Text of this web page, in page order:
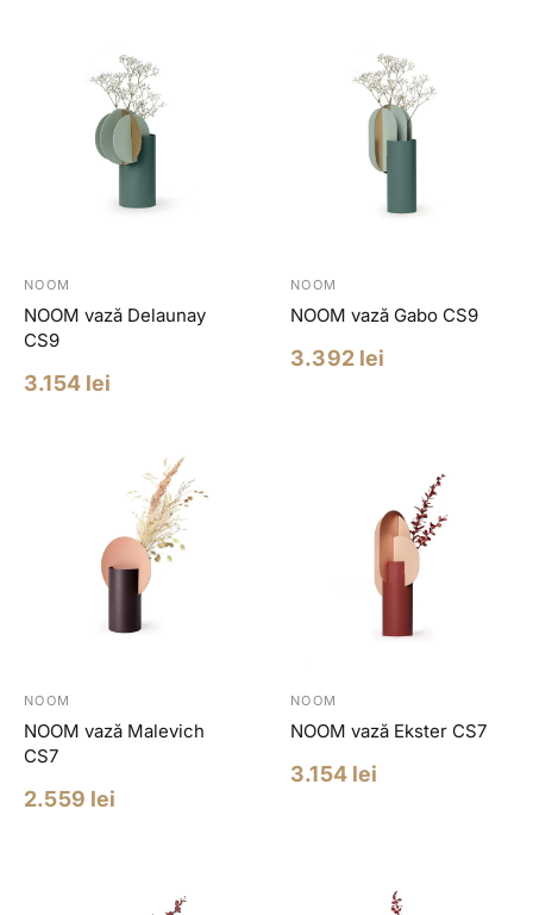
NOOM
NOOM vază Delaunay
CS9
Pret
3.154 lei
NOOM
NOOM vază Gabo CS9
Pret
3.392 lei
NOOM
NOOM vază Malevich
CS7
Pret
2.559 lei
NOOM
NOOM vază Ekster CS7
Pret
3.154 lei